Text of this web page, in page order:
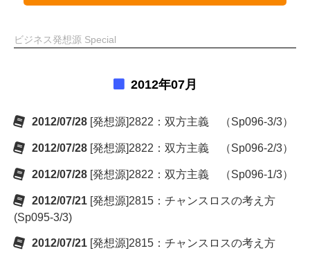
ビジネス発想源 Special
2012年07月
2012/07/28 [発想源]2822：双方主義 （Sp096-3/3）
2012/07/28 [発想源]2822：双方主義 （Sp096-2/3）
2012/07/28 [発想源]2822：双方主義 （Sp096-1/3）
2012/07/21 [発想源]2815：チャンスロスの考え方
(Sp095-3/3)
2012/07/21 [発想源]2815：チャンスロスの考え方